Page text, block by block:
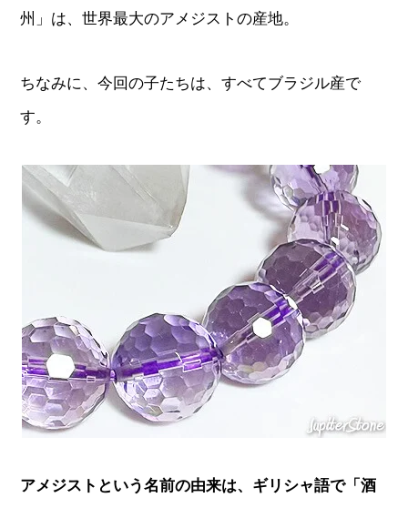
州」は、世界最大のアメジストの産地。
ちなみに、今回の子たちは、すべてブラジル産で
す。
アメジストという名前の由来は、ギリシャ語で「酒